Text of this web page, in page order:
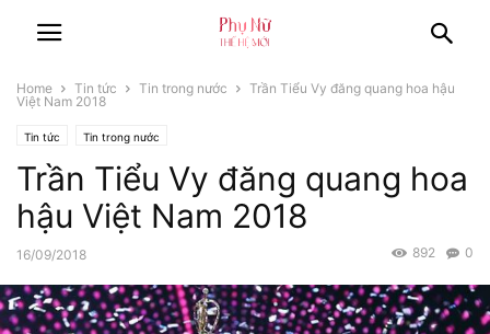
Home Tin tức Tin trong nước
Trần Tiểu Vy đăng quang hoa hậu
Việt Nam 2018
Tin tức Tin trong nước
Trần Tiểu Vy đăng quang hoa
hậu Việt Nam 2018
16/09/2018 0
892